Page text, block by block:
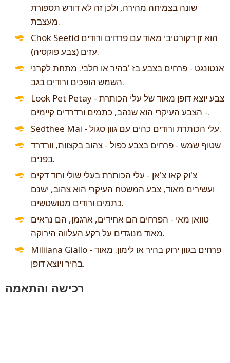
שונה בצמיחה מהירה, ולכן זה לא דורש תספורת
מעצבת.
Chok Seetid הוא זן דקורטיבי מאוד עם פרחים ורודים
עזים (צבע פוקסיה).
אנטונגט - פרחים בצבע בז 'בהיר או חלבי. מתחת לקרני
השמש הופכים ורודים בגב.
Look Pet Petay - צבע יוצא דופן מאוד של עלי הכותרת
- הצבע העיקרי הוא שנהב, כתמים ורדרדים קיימים.
Sedthee Mai - עלי הכותרת ורודים כהים עם גוון סגול.
שטוף שמש - פרחים בצבע כפול - צהוב בקצוות, וורדרד
בפנים.
צ'וק קאו צ'אן - עלי הכותרת בעלי שולי ורוד דקים
ועשירים מאוד, צבע המשטח העיקרי הוא צהוב, ישנם
כתמים ורודים מטושטשים.
טוואן מאי - הפרחים הם אחידים, ארגמן, הם נראים
מאוד מנוגדים על רקע העלווה הירוקה.
Miliiana Giallo - פרחים בגוון ירוק בהיר או לימון. מאוד
בהיר ויוצא דופן.
רכישה והתאמה